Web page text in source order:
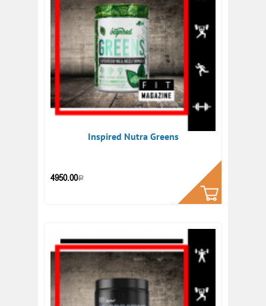
Inspired Nutra Greens
4950.00Р
КУПИТЬ